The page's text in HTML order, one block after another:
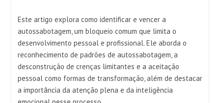
post:
post:
Este artigo explora como identificar e vencer a
autossabotagem, um bloqueio comum que limita o
desenvolvimento pessoal e profissional. Ele aborda o
reconhecimento de padrões de autossabotagem, a
desconstrução de crenças limitantes e a aceitação
pessoal como formas de transformação, além de destacar
a importância da atenção plena e da inteligência
Crise